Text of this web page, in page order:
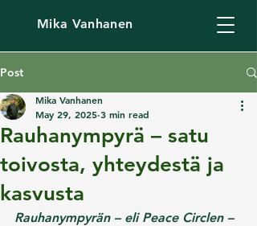
Mika Vanhanen
Post
Rauhanympyrä – satu
toivosta, yhteydestä ja
kasvusta
Mika Vanhanen
May 29, 2025 3 min read
Rauhanympyrän – eli Peace Circlen –